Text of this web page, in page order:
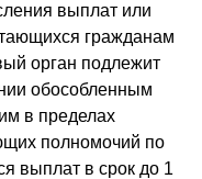
выплат или
гражданам
орган подлежит
обособленным
в пределах
полномочий по
выплат в срок до 1